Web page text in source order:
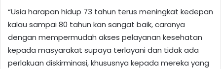
“Usia harapan hidup 73 tahun terus meningkat kedepan
kalau sampai 80 tahun kan sangat baik, caranya
dengan mempermudah akses pelayanan kesehatan
kepada masyarakat supaya terlayani dan tidak ada
perlakuan diskirminasi, khususnya kepada mereka yang